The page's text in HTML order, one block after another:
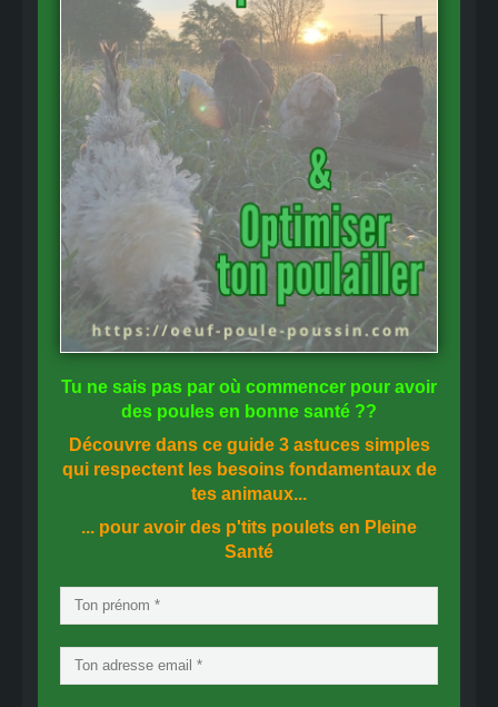
Tu ne sais pas par où commencer pour avoir
des poules en bonne santé ??
Découvre dans ce guide 3 astuces simples
qui respectent les besoins fondamentaux de
tes animaux...
... pour avoir des p'tits poulets en Pleine
Santé